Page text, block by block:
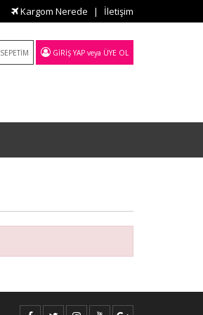
Kargom Nerede İletişim
SEPETIM GIRIŞ YAP veya ÜYE OL